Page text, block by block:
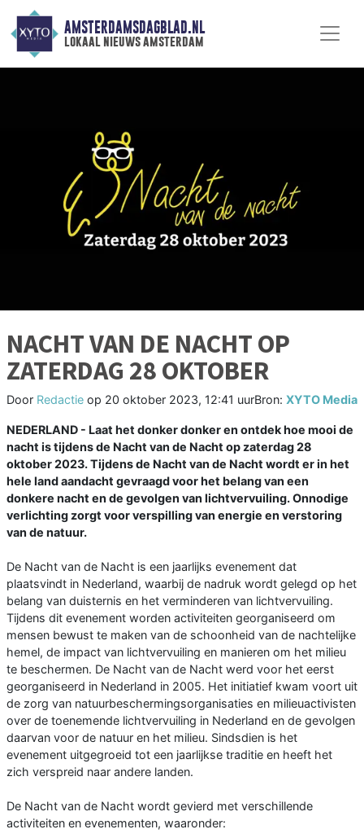
AMSTERDAMSDAGBLAD.NL
lokaal nieuws amsterdam
NACHT VAN DE NACHT OP
ZATERDAG 28 OKTOBER
Door Redactie op 20 oktober 2023, 12:41 uurBron: XYTO Media
NEDERLAND - Laat het donker donker en ontdek hoe mooi de
nacht is tijdens de Nacht van de Nacht op zaterdag 28
oktober 2023. Tijdens de Nacht van de Nacht wordt er in het
hele land aandacht gevraagd voor het belang van een
donkere nacht en de gevolgen van lichtvervuiling. Onnodige
verlichting zorgt voor verspilling van energie en verstoring
van de natuur.
De Nacht van de Nacht is een jaarlijks evenement dat
plaatsvindt in Nederland, waarbij de nadruk wordt gelegd op het
belang van duisternis en het verminderen van lichtvervuiling.
Tijdens dit evenement worden activiteiten georganiseerd om
mensen bewust te maken van de schoonheid van de nachtelijke
hemel, de impact van lichtvervuiling en manieren om het milieu
te beschermen. De Nacht van de Nacht werd voor het eerst
georganiseerd in Nederland in 2005. Het initiatief kwam voort uit
de zorg van natuurbeschermingsorganisaties en milieuactivisten
over de toenemende lichtvervuiling in Nederland en de gevolgen
daarvan voor de natuur en het milieu. Sindsdien is het
evenement uitgegroeid tot een jaarlijkse traditie en heeft het
zich verspreid naar andere landen.
De Nacht van de Nacht wordt gevierd met verschillende
activiteiten en evenementen, waaronder: